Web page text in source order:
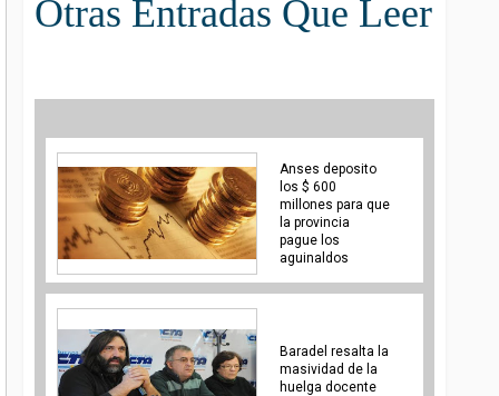
Otras Entradas Que Leer
Anses deposito
los $ 600
millones para que
la provincia
pague los
aguinaldos
Baradel resalta la
masividad de la
huelga docente